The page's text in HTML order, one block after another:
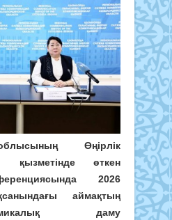
Өңірлік
қызметінде өткен
2026
аймақтың
даму